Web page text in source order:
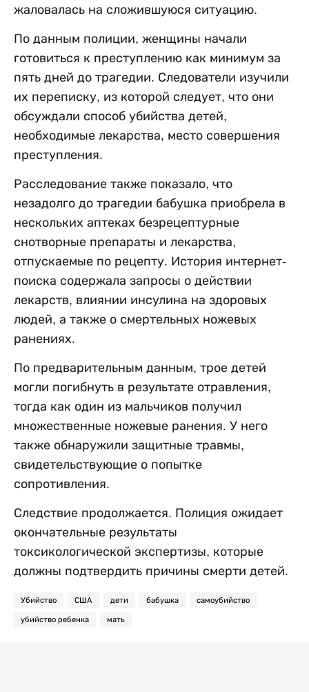
жаловалась на сложившуюся ситуацию.
По данным полиции, женщины начали
готовиться к преступлению как минимум за
пять дней до трагедии. Следователи изучили
их переписку, из которой следует, что они
обсуждали способ убийства детей,
необходимые лекарства, место совершения
преступления.
Расследование также показало, что
незадолго до трагедии бабушка приобрела в
нескольких аптеках безрецептурные
снотворные препараты и лекарства,
отпускаемые по рецепту. История интернет-
поиска содержала запросы о действии
лекарств, влиянии инсулина на здоровых
людей, а также о смертельных ножевых
ранениях.
По предварительным данным, трое детей
могли погибнуть в результате отравления,
тогда как один из мальчиков получил
множественные ножевые ранения. У него
также обнаружили защитные травмы,
свидетельствующие о попытке
сопротивления.
Следствие продолжается. Полиция ожидает
окончательные результаты
токсикологической экспертизы, которые
должны подтвердить причины смерти детей.
Убийство США дети бабушка самоубийство
убийство ребенка мать